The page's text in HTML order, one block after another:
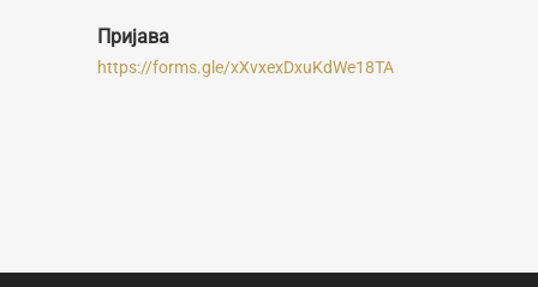
Пријава
https://forms.gle/xXvxexDxuKdWe18TA